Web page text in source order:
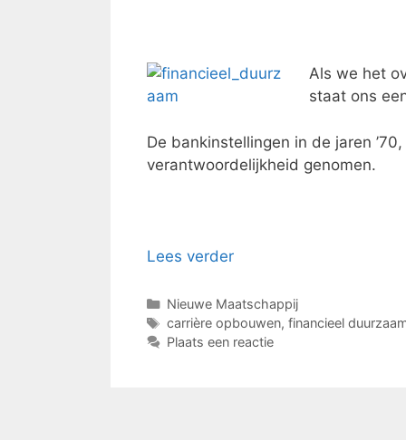
Als we het
staat ons
De bankinstellingen in de jaren
verantwoordelijkheid genomen.
Lees verder
Categorieën
Nieuwe Maatschappij
Tags
carrière opbouwen, financieel
Plaats een reactie